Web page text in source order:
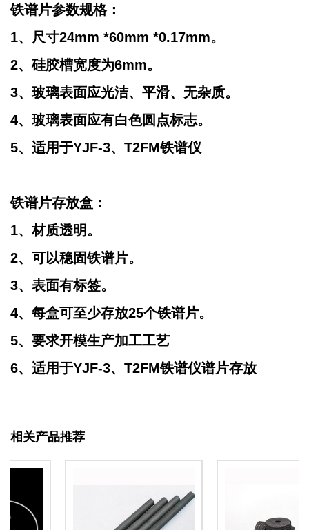
铁谱片参数规格：
1、尺寸24mm *60mm *0.17mm。
2、硅胶槽宽度为6mm。
3、玻璃表面应光洁、平滑、无杂质。
4、玻璃表面应有白色圆点标志。
5、适用于YJF-3、T2FM铁谱仪
铁谱片存放盒：
1、材质透明。
2、可以稳固铁谱片。
3、表面有标签。
4、每盒可至少存放25个铁谱片。
5、要求开模生产加工工艺
6、适用于YJF-3、T2FM铁谱仪谱片存放
相关产品推荐